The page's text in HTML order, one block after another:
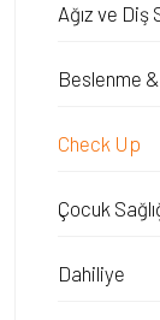
Ağız ve Diş
Beslenme
Check Up
Çocuk
Dahiliye